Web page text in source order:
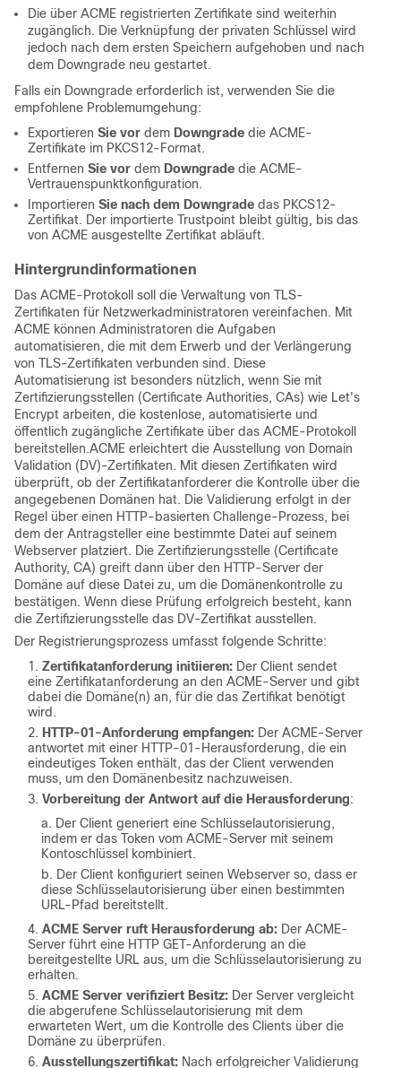
Die über ACME registrierten Zertifikate sind weiterhin
zugänglich. Die Verknüpfung der privaten Schlüssel wird
jedoch nach dem ersten Speichern aufgehoben und nach
dem Downgrade neu gestartet.
Falls ein Downgrade erforderlich ist, verwenden Sie die
empfohlene Problemumgehung:
Exportieren Sie vor dem Downgrade die ACME-
Zertifikate im PKCS12-Format.
Entfernen Sie vor dem Downgrade die ACME-
Vertrauenspunktkonfiguration.
Importieren Sie nach dem Downgrade das PKCS12-
Zertifikat. Der importierte Trustpoint bleibt gültig, bis das
von ACME ausgestellte Zertifikat abläuft.
Hintergrundinformationen
Das ACME-Protokoll soll die Verwaltung von TLS-
Zertifikaten für Netzwerkadministratoren vereinfachen. Mit
ACME können Administratoren die Aufgaben
automatisieren, die mit dem Erwerb und der Verlängerung
von TLS-Zertifikaten verbunden sind. Diese
Automatisierung ist besonders nützlich, wenn Sie mit
Zertifizierungsstellen (Certificate Authorities, CAs) wie Let's
Encrypt arbeiten, die kostenlose, automatisierte und
öffentlich zugängliche Zertifikate über das ACME-Protokoll
bereitstellen.ACME erleichtert die Ausstellung von Domain
Validation (DV)-Zertifikaten. Mit diesen Zertifikaten wird
überprüft, ob der Zertifikatanforderer die Kontrolle über die
angegebenen Domänen hat. Die Validierung erfolgt in der
Regel über einen HTTP-basierten Challenge-Prozess, bei
dem der Antragsteller eine bestimmte Datei auf seinem
Webserver platziert. Die Zertifizierungsstelle (Certificate
Authority, CA) greift dann über den HTTP-Server der
Domäne auf diese Datei zu, um die Domänenkontrolle zu
bestätigen. Wenn diese Prüfung erfolgreich besteht, kann
die Zertifizierungsstelle das DV-Zertifikat ausstellen.
Der Registrierungsprozess umfasst folgende Schritte:
Zertifikatanforderung initiieren: Der Client sendet
eine Zertifikatanforderung an den ACME-Server und gibt
dabei die Domäne(n) an, für die das Zertifikat benötigt
wird.
HTTP-01-Anforderung empfangen: Der ACME-Server
antwortet mit einer HTTP-01-Herausforderung, die ein
eindeutiges Token enthält, das der Client verwenden
muss, um den Domänenbesitz nachzuweisen.
Vorbereitung der Antwort auf die Herausforderung:
Der Client generiert eine Schlüsselautorisierung,
indem er das Token vom ACME-Server mit seinem
Kontoschlüssel kombiniert.
Der Client konfiguriert seinen Webserver so, dass er
diese Schlüsselautorisierung über einen bestimmten
URL-Pfad bereitstellt.
ACME Server ruft Herausforderung ab: Der ACME-
Server führt eine HTTP GET-Anforderung an die
bereitgestellte URL aus, um die Schlüsselautorisierung zu
erhalten.
ACME Server verifiziert Besitz: Der Server vergleicht
die abgerufene Schlüsselautorisierung mit dem
erwarteten Wert, um die Kontrolle des Clients über die
Domäne zu überprüfen.
Ausstellungszertifikat: Nach erfolgreicher Validierung